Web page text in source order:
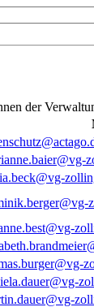
der